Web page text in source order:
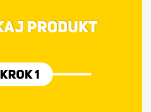
PRODUKT